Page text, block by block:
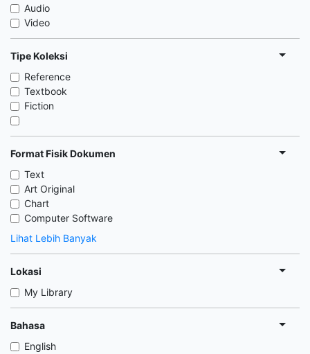
Audio
Video
Tipe Koleksi
Reference
Textbook
Fiction
Format Fisik Dokumen
Text
Art Original
Chart
Computer Software
Lihat Lebih Banyak
Lokasi
My Library
Bahasa
English